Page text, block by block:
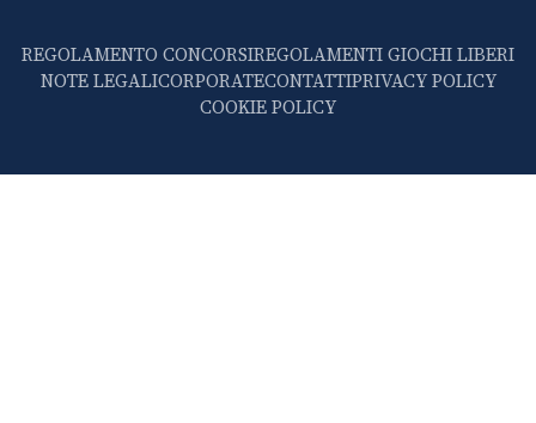
REGOLAMENTO CONCORSIREGOLAMENTI GIOCHI LIBERI
NOTE LEGALICORPORATECONTATTIPRIVACY POLICY
COOKIE POLICY